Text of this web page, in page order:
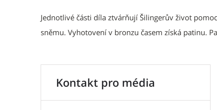
Jednotlivé části díla ztvárňují Šilingerův život
sněmu. Vyhotovení v bronzu časem získá patinu.
Kontakt pro média